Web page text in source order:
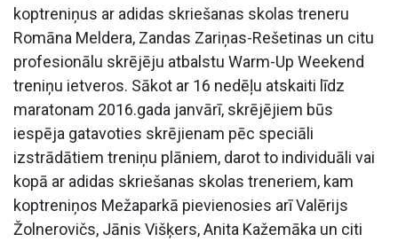
koptreniņus ar adidas skriešanas skolas treneru
Romāna Meldera, Zandas Zariņas-Rešetinas un citu
profesionālu skrējēju atbalstu Warm-Up Weekend
treniņu ietveros. Sākot ar 16 nedēļu atskaiti līdz
maratonam 2016.gada janvārī, skrējējiem būs
iespēja gatavoties skrējienam pēc speciāli
izstrādātiem treniņu plāniem, darot to individuāli vai
kopā ar adidas skriešanas skolas treneriem, kam
koptreniņos Mežaparkā pievienosies arī Valērijs
Žolnerovičs, Jānis Višķers, Anita Kažemāka un citi